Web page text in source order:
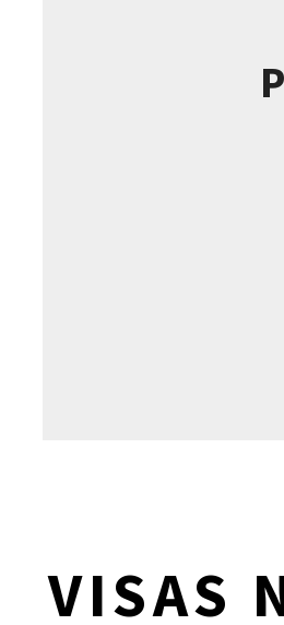
VISAS